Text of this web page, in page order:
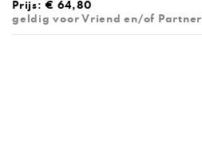
Prijs: € 64,80
geldig voor Vriend en/of Partner